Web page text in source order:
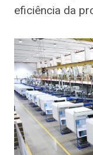
eficiência da